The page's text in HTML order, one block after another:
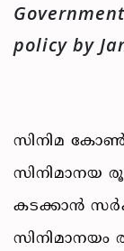
policy by
സിനിമ
സിനിമാനയ
കടക്കാൻ
സിനിമാനയം